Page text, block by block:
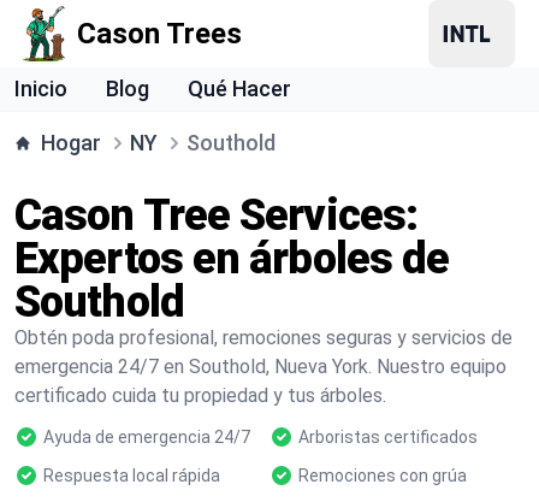
Cason Trees
Inicio Blog Qué Hacer
Hogar NY Southold
Cason Tree Services:
Expertos en árboles de
Southold
Obtén poda profesional, remociones seguras y servicios de
emergencia 24/7 en Southold, Nueva York. Nuestro equipo
certificado cuida tu propiedad y tus árboles.
Ayuda de emergencia 24/7
Arboristas certificados
Respuesta local rápida
Remociones con grúa